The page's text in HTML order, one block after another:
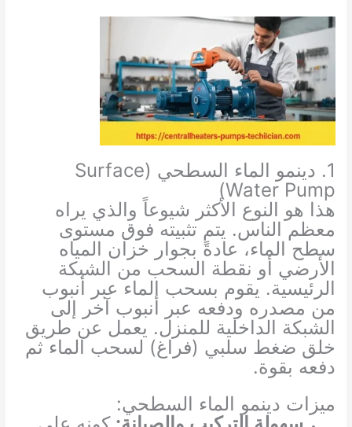
1. دينمو الماء السطحي (Surface
Water Pump)
هذا هو النوع الأكثر شيوعاً والذي يراه
معظم الناس. يتم تثبيته فوق مستوى
سطح الماء، عادةً بجوار خزان المياه
الأرضي أو نقطة السحب من الشبكة
الرئيسية. يقوم بسحب الماء عبر أنبوب
من مصدره ودفعه عبر أنبوب آخر إلى
الشبكة الداخلية للمنزل. يعمل عن طريق
خلق ضغط سلبي (فراغ) لسحب الماء ثم
دفعه بقوة.
ميزات دينمو الماء السطحي: